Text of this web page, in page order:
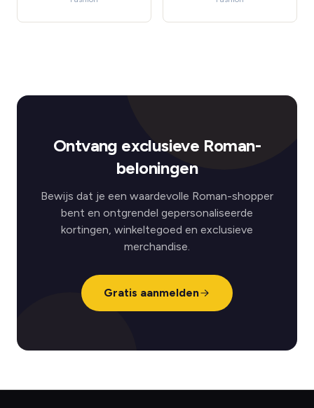
Ontvang exclusieve Roman-
beloningen
Bewijs dat je een waardevolle Roman-shopper
bent en ontgrendel gepersonaliseerde
kortingen, winkeltegoed en exclusieve
merchandise.
Gratis aanmelden